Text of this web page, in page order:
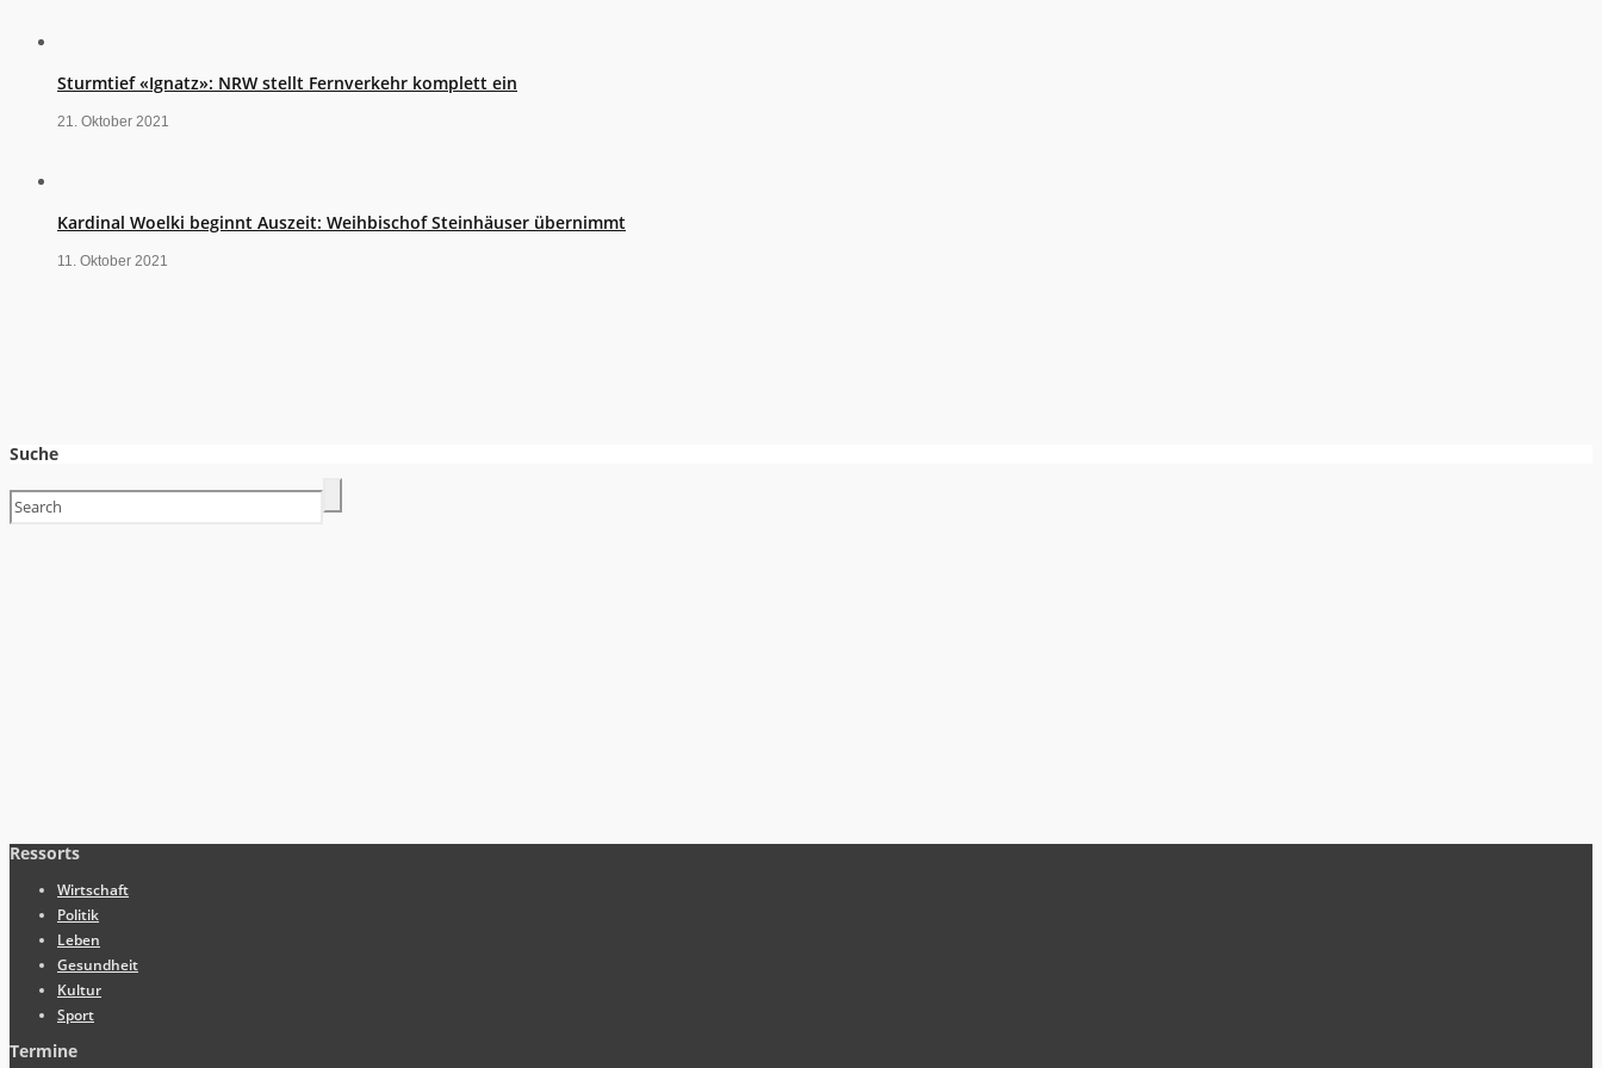
Sturmtief «Ignatz»: NRW stellt Fernverkehr komplett ein
21. Oktober 2021
Kardinal Woelki beginnt Auszeit: Weihbischof Steinhäuser übernimmt
11. Oktober 2021
Suche
Ressorts
Wirtschaft
Politik
Leben
Gesundheit
Kultur
Sport
Termine